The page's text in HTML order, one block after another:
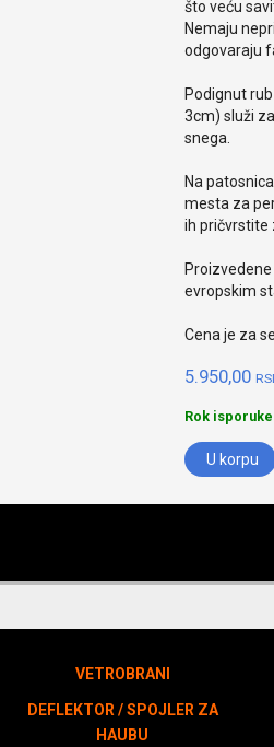
što veću
Nemaju
odgovaraju
Podignut
3cm) služi
snega.
Na
mesta za
ih pričvrstite
evropskim
Cena je za
5.950,00
Rok
U korpu
VETROBRANI
DEFLEKTOR / SPOJLER ZA
HAUBU